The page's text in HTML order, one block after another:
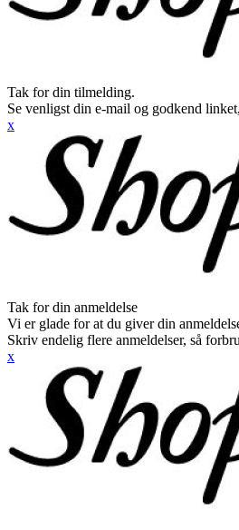
Tak for din tilmelding.
Se venligst din e-mail og godkend
x
Tak for din anmeldelse
Vi er glade for at du giver din
Skriv endelig flere anmeldelser, så
x